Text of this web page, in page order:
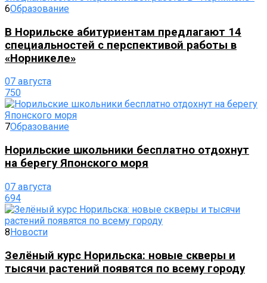
6Образование
В Норильске абитуриентам предлагают 14
специальностей с перспективой работы в
«Норникеле»
07 августа
750
7Образование
Норильские школьники бесплатно отдохнут
на берегу Японского моря
07 августа
694
8Новости
Зелёный курс Норильска: новые скверы и
тысячи растений появятся по всему городу